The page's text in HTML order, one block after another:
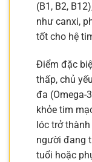
(B1, B2,
như canxi,
tốt cho hệ
Điểm đặc
thấp, chủ
đa (Omega-
khỏe tim
lóc trở
người đang
tuổi hoặc